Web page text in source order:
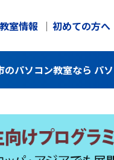
教室情報 初めての方へ
パソコン教室なら パ